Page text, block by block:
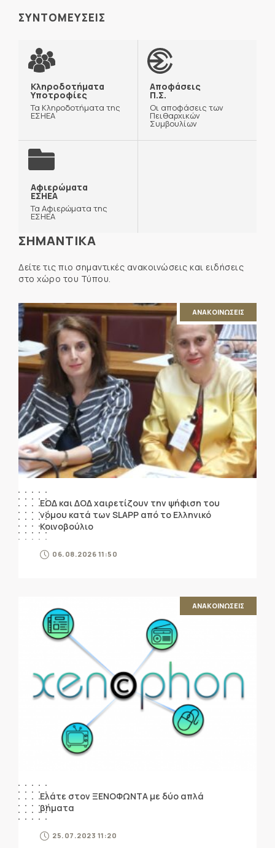
ΣΥΝΤΟΜΕΥΣΕΙΣ
Κληροδοτήματα
Υποτροφίες
Τα Κληροδοτήματα της
ΕΣΗΕΑ
Αποφάσεις
Π.Σ.
Οι αποφάσεις των
Πειθαρχικών
Συμβουλίων
Αφιερώματα
ΕΣΗΕΑ
Τα Αφιερώματα της
ΕΣΗΕΑ
ΣΗΜΑΝΤΙΚΑ
Δείτε τις πιο σημαντικές ανακοινώσεις και ειδήσεις
στο χώρο του Τύπου.
ΑΝΑΚΟΙΝΩΣΕΙΣ
ΕΟΔ και ΔΟΔ χαιρετίζουν την ψήφιση του
νόμου κατά των SLAPP από το Ελληνικό
Κοινοβούλιο
06.08.2026 11:50
ΑΝΑΚΟΙΝΩΣΕΙΣ
Ελάτε στον ΞΕΝΟΦΩΝΤΑ με δύο απλά
βήματα
25.07.2023 11:20